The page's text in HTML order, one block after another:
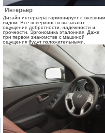
Интерьер
Дизайн интерьера гармонирует с внешним
видом. Все поверхности вызывают
ощущение добротности, надежности и
прочности. Эргономика эталонная. Даже
при первом знакомстве с машиной
ощущения будут положительными.